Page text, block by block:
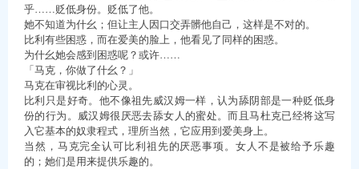
乎……贬低身份。贬低了他。
她不知道为什幺；但让主人因口交弄髒他自己，这样是不对的。
比利有些困惑，而在爱美的脸上，他看见了同样的困惑。
为什幺她会感到困惑呢？或许……
「马克，你做了什幺？」
马克在审视比利的心灵。
比利只是好奇。他不像祖先威汉姆一样，认为舔阴部是一种贬低身
份的行为。威汉姆很厌恶去舔女人的蜜处。而且马杜克已经将这写
入它基本的奴隶程式，理所当然，它应用到爱美身上。
当然，马克完全认可比利祖先的厌恶事项。女人不是被给予乐趣
的；她们是用来提供乐趣的。